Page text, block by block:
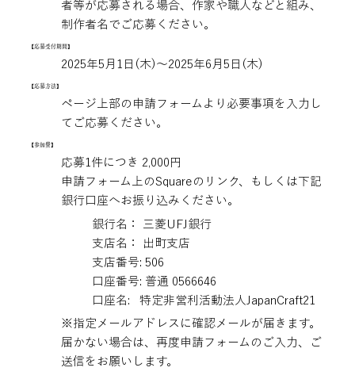
者等が応募される場合、作家や職人などと組み、
制作者名でご応募ください。
【応募受付期間】
2025年5月1日(木)〜2025年6月5日(木)
【応募方法】
ページ上部の申請フォームより必要事項を入力し
てご応募ください。
※指定メールアドレスに確認メールが届きます。
届かない場合は、再度申請フォームのご入力、ご
送信をお願いします。​
【参加費】
​応募1件につき 2,000円
​申請フォーム上のSquareのリンク、もしくは下記
銀行口座へお振り込みください。
銀行名： 三菱UFJ銀行
支店名： 出町支店
支店番号: 506
口座番号: 普通 0566646
口座名: 特定非営利活動法人JapanCraft21